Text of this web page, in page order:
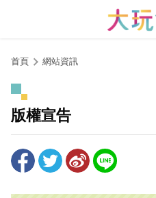
首頁 網站資訊
版權宣告